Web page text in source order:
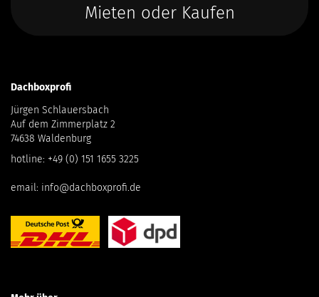
Mieten oder Kaufen
Dachboxprofi
Jürgen Schlauersbach
Auf dem Zimmerplatz 2
74638 Waldenburg
hotline: +49 (0) 151 1655 3225
email: info@dachboxprofi.de